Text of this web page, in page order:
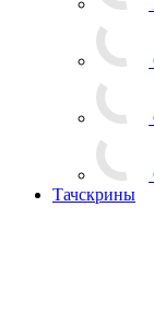
Тачскрины